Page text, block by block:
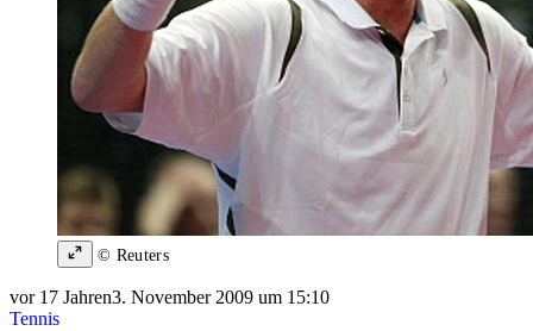
© Reuters
vor 17 Jahren3. November 2009 um 15:10
Tennis